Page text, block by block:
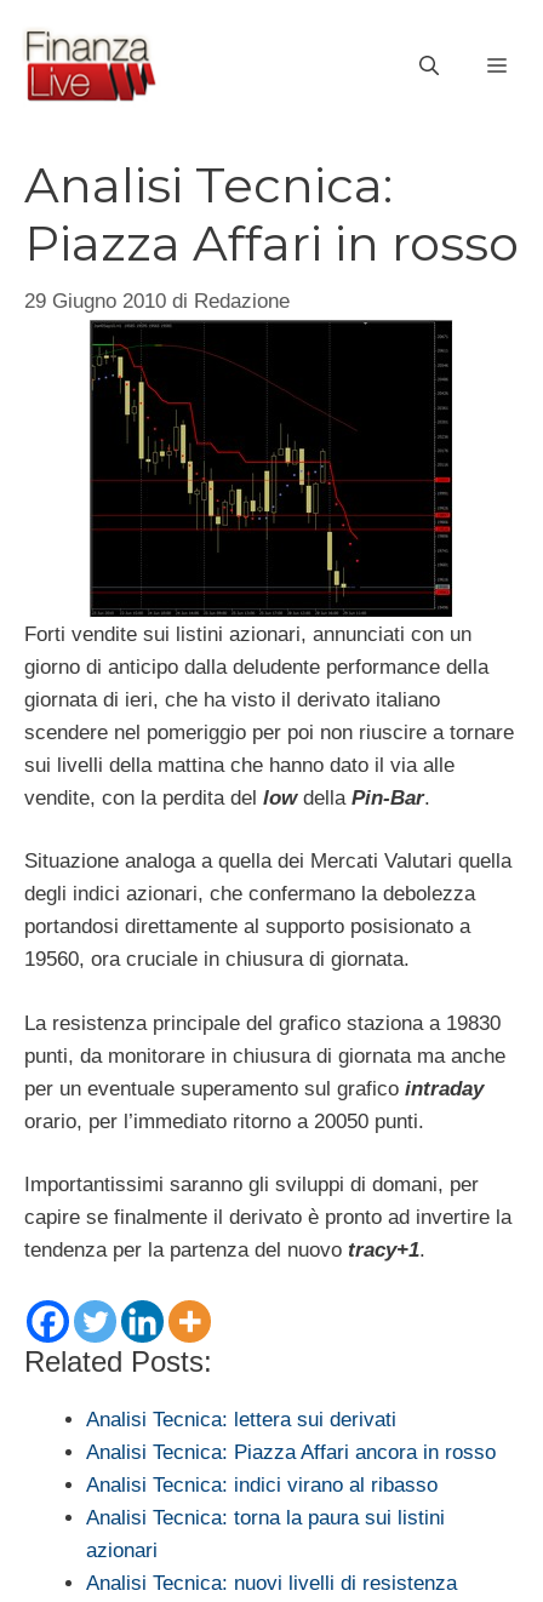
contenuto
Analisi Tecnica:
Piazza Affari in rosso
29 Giugno 2010 di Redazione
Forti vendite sui listini azionari, annunciati con un
giorno di anticipo dalla deludente performance della
giornata di ieri, che ha visto il derivato italiano
scendere nel pomeriggio per poi non riuscire a tornare
sui livelli della mattina che hanno dato il via alle
vendite, con la perdita del low della Pin-Bar.
Situazione analoga a quella dei Mercati Valutari quella
degli indici azionari, che confermano la debolezza
portandosi direttamente al supporto posisionato a
19560, ora cruciale in chiusura di giornata.
La resistenza principale del grafico staziona a 19830
punti, da monitorare in chiusura di giornata ma anche
per un eventuale superamento sul grafico intraday
orario, per l’immediato ritorno a 20050 punti.
Importantissimi saranno gli sviluppi di domani, per
capire se finalmente il derivato è pronto ad invertire la
tendenza per la partenza del nuovo tracy+1.
Related Posts:
Analisi Tecnica: lettera sui derivati
Analisi Tecnica: Piazza Affari ancora in rosso
Analisi Tecnica: indici virano al ribasso
Analisi Tecnica: torna la paura sui listini
azionari
Analisi Tecnica: nuovi livelli di resistenza